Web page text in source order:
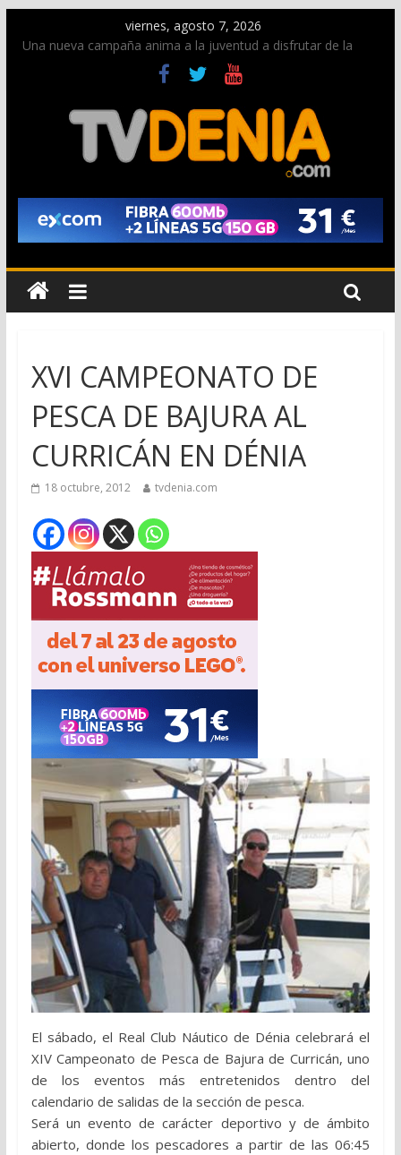
viernes, agosto 7, 2026
Una nueva campaña anima a la juventud a disfrutar de la
Paco Adsuar dona al Arxiu de Dénia más de 50.000 imágenes
de la memoria visual de la ciudad
La Entraeta Festera llena de ambiente la calle Marqués de
Campo con la recepción a la Capitanía Cristiana
El XII Festival de Jazz de Dénia reunirá durante agosto a
figuras nacionales e internacionales en los Jardins de
Torrecremada
Los Moros y Cristianos 2026 reciben las llaves de la ciudad y
dan inicio a las fiestas en Dénia
XVI CAMPEONATO DE
PESCA DE BAJURA AL
CURRICÁN EN DÉNIA
18 octubre, 2012 tvdenia.com
El sábado, el Real Club Náutico de Dénia celebrará el
XIV Campeonato de Pesca de Bajura de Curricán, uno
de los eventos más entretenidos dentro del
calendario de salidas de la sección de pesca.
Será un evento de carácter deportivo y de ámbito
abierto, donde los pescadores a partir de las 06:45